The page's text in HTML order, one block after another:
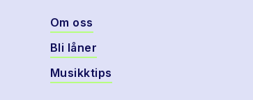
Om oss
Bli låner
Musikktips